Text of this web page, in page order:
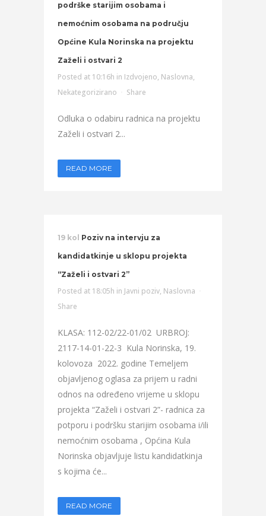
podrške starijim osobama i
nemoćnim osobama na području
Općine Kula Norinska na projektu
Zaželi i ostvari 2
Posted at 10:16h in Izdvojeno, Naslovna,
Nekategorizirano
Share
Odluka o odabiru radnica na projektu
Zaželi i ostvari 2...
READ MORE
19 kol Poziv na intervju za
kandidatkinje u sklopu projekta
“Zaželi i ostvari 2”
Posted at 18:05h in Javni poziv, Naslovna
Share
KLASA: 112-02/22-01/02 URBROJ:
2117-14-01-22-3 Kula Norinska, 19.
kolovoza 2022. godine Temeljem
objavljenog oglasa za prijem u radni
odnos na određeno vrijeme u sklopu
projekta “Zaželi i ostvari 2”- radnica za
potporu i podršku starijim osobama i/ili
nemoćnim osobama , Općina Kula
Norinska objavljuje listu kandidatkinja
s kojima će...
READ MORE